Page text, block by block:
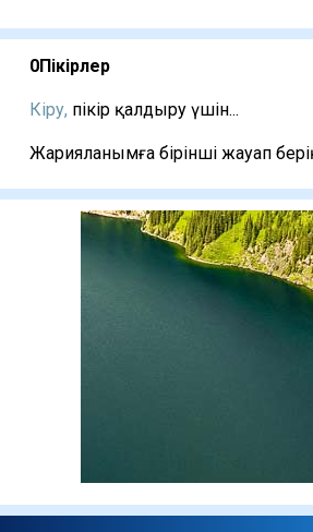
0Пікірлер
Кіру, пікір қалдыру үшін...
Жарияланымға бірінші жауап